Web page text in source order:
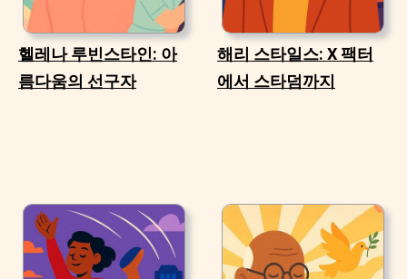
헬레나 루빈스타인: 아
름다움의 선구자
해리 스타일스: X 팩터
에서 스타덤까지